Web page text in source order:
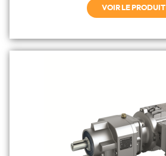
VOIR LE PRODUIT